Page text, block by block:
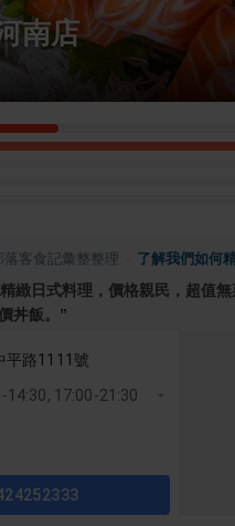
南店
客食記彙整整理 了解我們如何
緻日式料理，價格親民，超值
丼飯。 ”
平路1111號
14:30, 17:00-21:30